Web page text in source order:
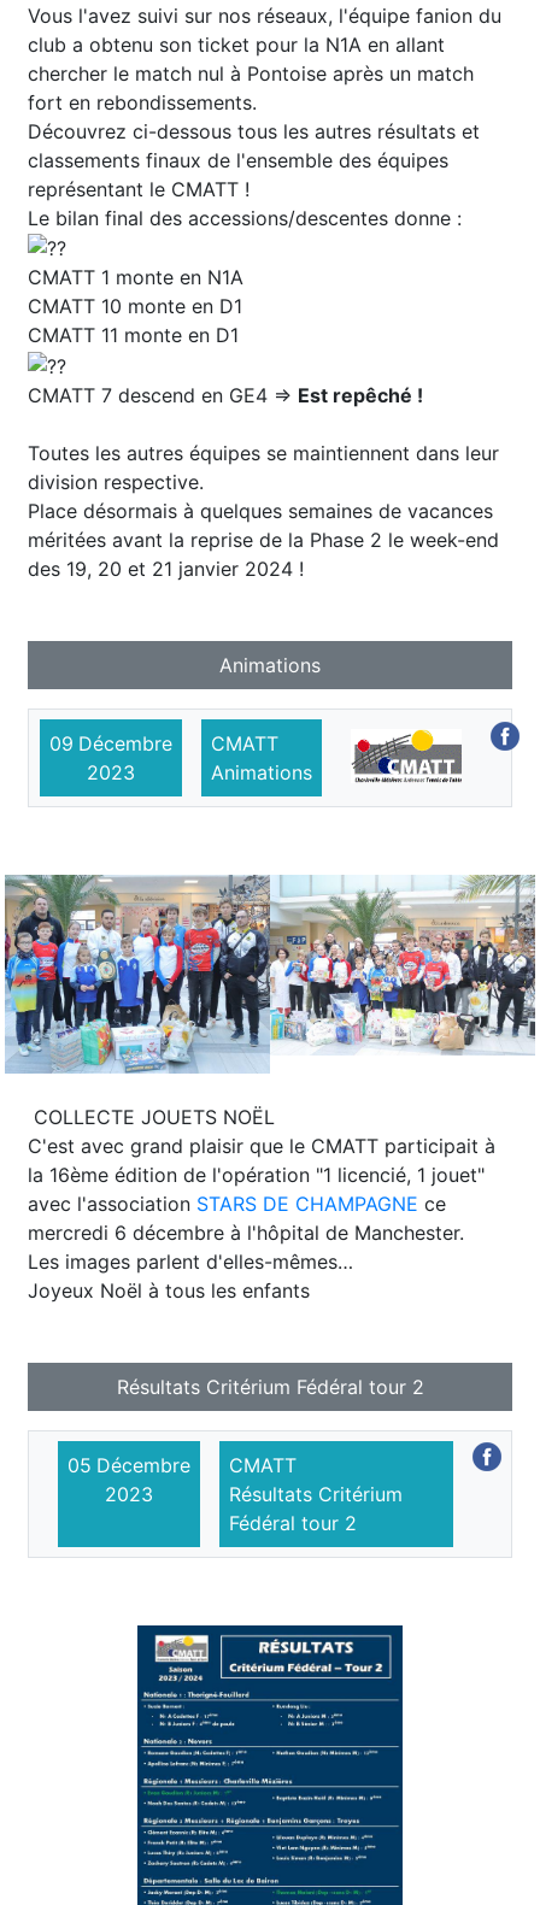
Vous l'avez suivi sur nos réseaux, l'équipe fanion du
club a obtenu son ticket pour la N1A en allant
chercher le match nul à Pontoise après un match
fort en rebondissements.
Découvrez ci-dessous tous les autres résultats et
classements finaux de l'ensemble des équipes
représentant le CMATT !
Le bilan final des accessions/descentes donne :
CMATT 1 monte en N1A
CMATT 10 monte en D1
CMATT 11 monte en D1
CMATT 7 descend en GE4 => Est repêché !
Toutes les autres équipes se maintiennent dans leur
division respective.
Place désormais à quelques semaines de vacances
méritées avant la reprise de la Phase 2 le week-end
des 19, 20 et 21 janvier 2024 !
Animations
09 Décembre
2023
CMATT
Animations
COLLECTE JOUETS NOËL
C'est avec grand plaisir que le CMATT participait à
la 16ème édition de l'opération "1 licencié, 1 jouet"
avec l'association STARS DE CHAMPAGNE ce
mercredi 6 décembre à l'hôpital de Manchester.
Les images parlent d'elles-mêmes…
Joyeux Noël à tous les enfants
Résultats Critérium Fédéral tour 2
05 Décembre
2023
CMATT
Résultats Critérium
Fédéral tour 2